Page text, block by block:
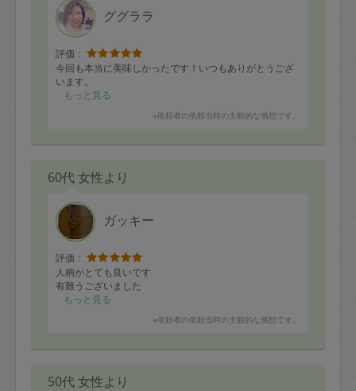
ググララ
評価：
今回も本当に美味しかったです！いつもありがとうござ
います。
もっと見る
※依頼者の依頼当時の主観的な感想です。
60代 女性より
ガッキー
評価：
人柄がとても良いです
有難うございました
もっと見る
※依頼者の依頼当時の主観的な感想です。
50代 女性より